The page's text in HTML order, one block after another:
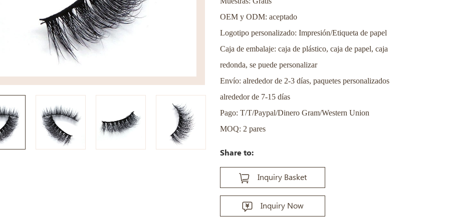
OEM y ODM: aceptado
Logotipo personalizado: Impresión/Etiqueta de papel
Caja de embalaje: caja de plástico, caja de papel, caja
redonda, se puede personalizar
Envío: alrededor de 2-3 días, paquetes personalizados
alrededor de 7-15 días
Pago: T/T/Paypal/Dinero Gram/Western Union
MOQ: 2 pares
Share to:
Inquiry Basket
Inquiry Now